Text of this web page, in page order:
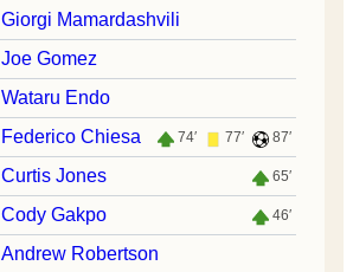
Giorgi Mamardashvili
Joe Gomez
Wataru Endo
Federico Chiesa 74′ 77′ 87′
Curtis Jones 65′
Cody Gakpo 46′
Andrew Robertson